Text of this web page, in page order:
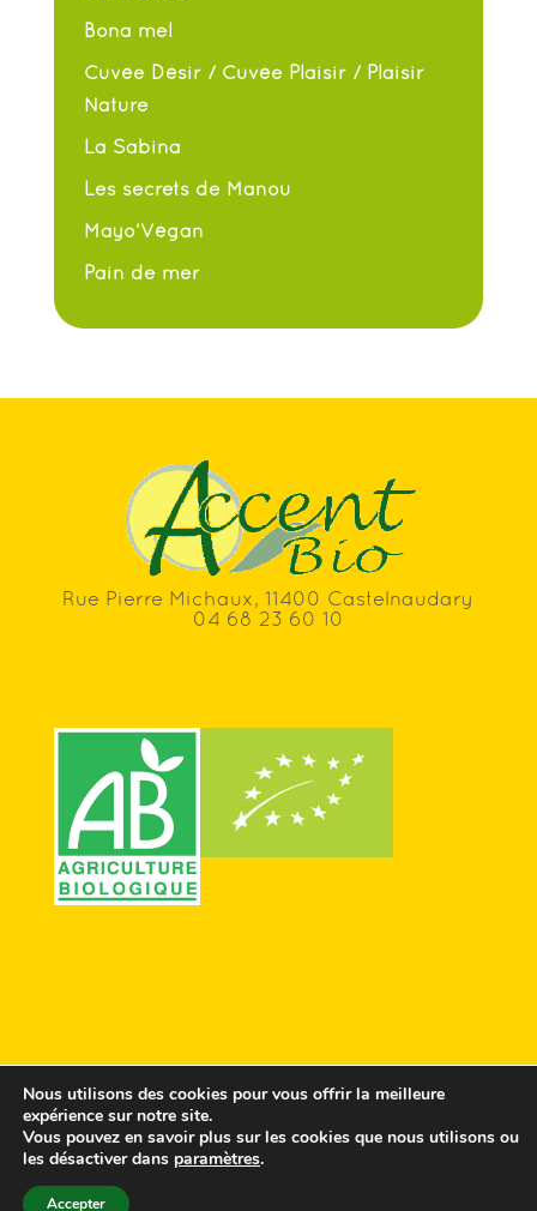
Bona mel
Cuvée Désir / Cuvée Plaisir / Plaisir
Nature
La Sabina
Les secrets de Manou
Mayo’Végan
Pain de mer
Rue Pierre Michaux, 11400 Castelnaudary
04 68 23 60 10
© Conception AgencesComScience&
Cosiweb
Nous utilisons des cookies pour vous offrir la meilleure
expérience sur notre site.
Vous pouvez en savoir plus sur les cookies que nous utilisons ou
les désactiver dans paramètres.
Accepter